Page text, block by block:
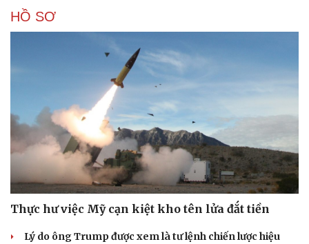
HỒ SƠ
Thực hư việc Mỹ cạn kiệt kho tên lửa đắt tiền
Lý do ông Trump được xem là tư lệnh chiến lược hiệu